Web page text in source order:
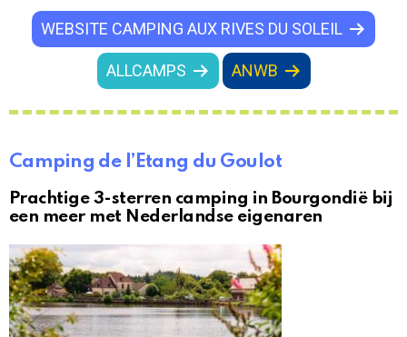
WEBSITE CAMPING AUX RIVES DU SOLEIL
ALLCAMPS ANWB
Camping de l’Etang du Goulot
Prachtige 3-sterren camping in Bourgondië bij
een meer met Nederlandse eigenaren